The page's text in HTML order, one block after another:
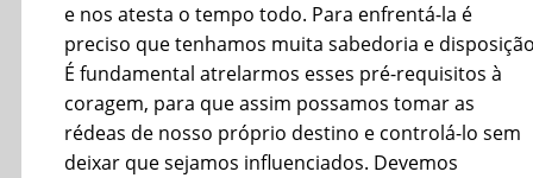
e nos atesta o tempo todo. Para enfrentá-la é
preciso que tenhamos muita sabedoria e
É fundamental atrelarmos esses pré-requisitos à
coragem, para que assim possamos tomar as
rédeas de nosso próprio destino e controlá-lo sem
deixar que sejamos influenciados. Devemos